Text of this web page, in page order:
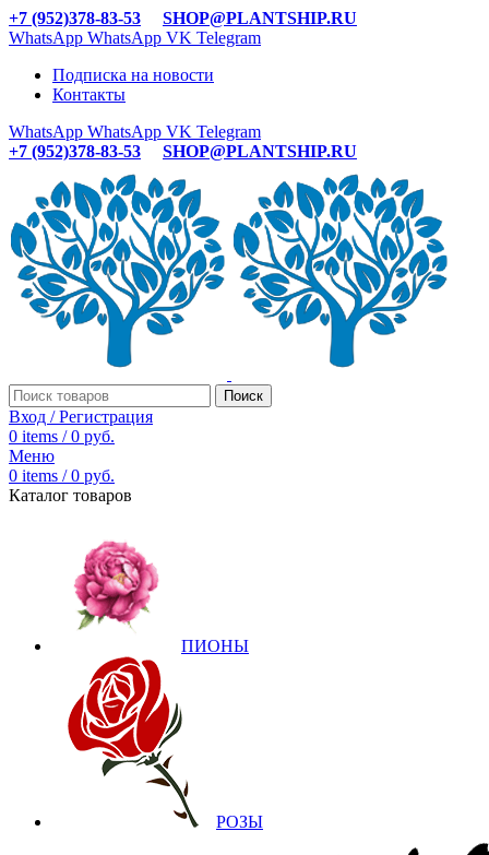
+7 (952)378-83-53
SHOP@PLANTSHIP.RU
WhatsApp WhatsApp VK Telegram
Подписка на новости
Контакты
WhatsApp WhatsApp VK Telegram
+7 (952)378-83-53
SHOP@PLANTSHIP.RU
Поиск
Вход / Регистрация
0 items / 0 руб.
Меню
0 items / 0 руб.
Каталог товаров
ПИОНЫ
РОЗЫ